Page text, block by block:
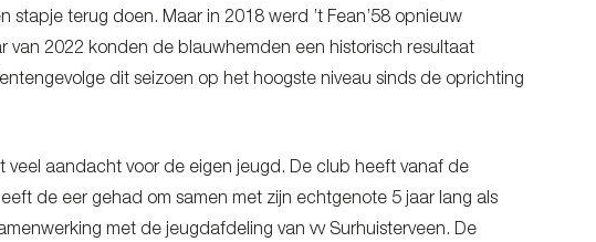
stapje terug doen. Maar in 2018 werd ’t Fean’58 opnieuw
van 2022 konden de blauwhemden een historisch resultaat
dit seizoen op het hoogste niveau sinds de oprichting
veel aandacht voor de eigen jeugd. De club heeft vanaf de
de eer gehad om samen met zijn echtgenote 5 jaar lang als
met de jeugdafdeling van vv Surhuisterveen. De